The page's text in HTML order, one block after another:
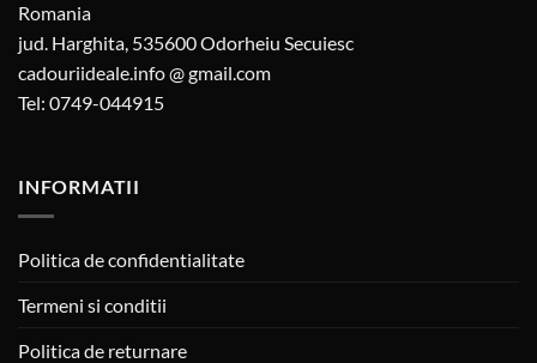
Romania
jud. Harghita, 535600 Odorheiu Secuiesc
cadouriideale.info @ gmail.com
Tel: 0749-044915
INFORMATII
Politica de confidentialitate
Termeni si conditii
Politica de returnare